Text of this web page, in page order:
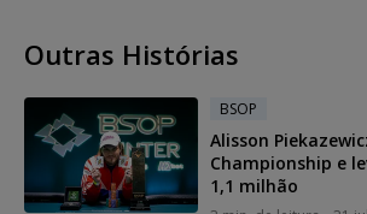
Outras Histórias
BSOP
Alisson
Championship e
1,1 milhão